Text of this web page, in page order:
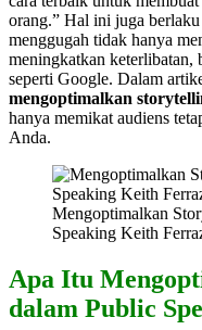
orang.” Hal ini juga
menggugah tidak hanya
meningkatkan keterlibatan,
seperti Google. Dalam
mengoptimalkan
hanya memikat audiens
Anda.
Mengoptimalkan
Speaking Keith
Apa Itu
dalam Public